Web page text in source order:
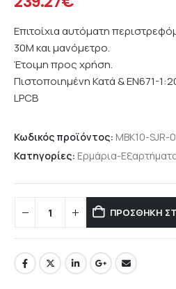
Επιτοίχια αυτόματη
30Μ και μανόμετρο.
Έτοιμη προς χρήση.
Πιστοποιημένη Κατά & EN671-
LPCB
Κωδικός προϊόντος: MBK10-SJR-
Κατηγορίες: Ερμάρια-
ΠΡΟΣΘΉΚΗ